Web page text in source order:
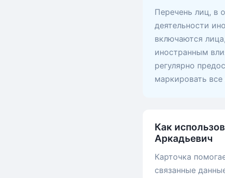
Перечень лиц, в
деятельности
включаются
иностранным
регулярно
маркировать
Как
Аркадьевич
Карточка
связанные